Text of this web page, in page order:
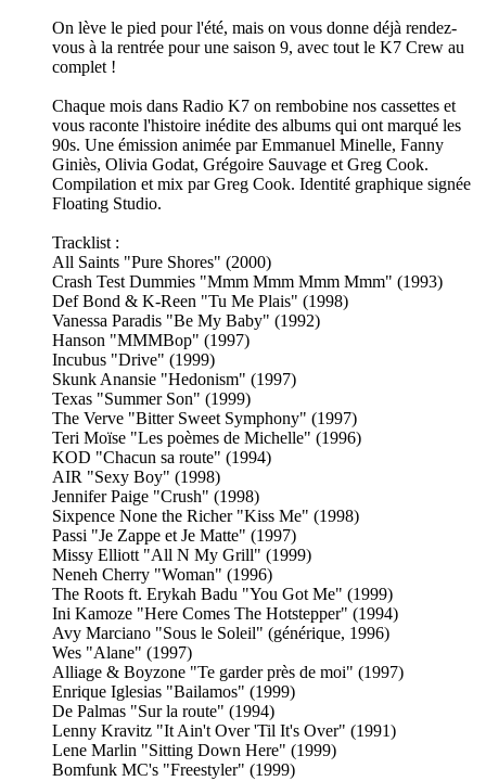
On lève le pied pour l'été, mais on vous donne déjà rendez-
vous à la rentrée pour une saison 9, avec tout le K7 Crew au
complet !
Chaque mois dans Radio K7 on rembobine nos cassettes et
vous raconte l'histoire inédite des albums qui ont marqué les
90s. Une émission animée par Emmanuel Minelle, Fanny
Giniès, Olivia Godat, Grégoire Sauvage et Greg Cook.
Compilation et mix par Greg Cook. Identité graphique signée
Floating Studio.
Tracklist :
All Saints "Pure Shores" (2000)
Crash Test Dummies "Mmm Mmm Mmm Mmm" (1993)
Def Bond & K-Reen "Tu Me Plais" (1998)
Vanessa Paradis "Be My Baby" (1992)
Hanson "MMMBop" (1997)
Incubus "Drive" (1999)
Skunk Anansie "Hedonism" (1997)
Texas "Summer Son" (1999)
The Verve "Bitter Sweet Symphony" (1997)
Teri Moïse "Les poèmes de Michelle" (1996)
KOD "Chacun sa route" (1994)
AIR "Sexy Boy" (1998)
Jennifer Paige "Crush" (1998)
Sixpence None the Richer "Kiss Me" (1998)
Passi "Je Zappe et Je Matte" (1997)
Missy Elliott "All N My Grill" (1999)
Neneh Cherry "Woman" (1996)
The Roots ft. Erykah Badu "You Got Me" (1999)
Ini Kamoze "Here Comes The Hotstepper" (1994)
Avy Marciano "Sous le Soleil" (générique, 1996)
Wes "Alane" (1997)
Alliage & Boyzone "Te garder près de moi" (1997)
Enrique Iglesias "Bailamos" (1999)
De Palmas "Sur la route" (1994)
Lenny Kravitz "It Ain't Over 'Til It's Over" (1991)
Lene Marlin "Sitting Down Here" (1999)
Bomfunk MC's "Freestyler" (1999)